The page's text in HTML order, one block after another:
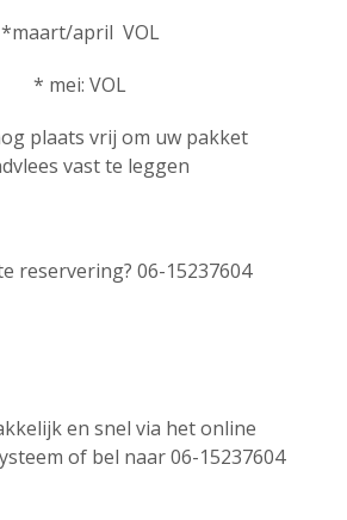
*maart/april VOL
* mei: VOL
plaats vrij om uw pakket
vast te leggen
reservering? 06-15237604
en snel via het online
of bel naar 06-15237604